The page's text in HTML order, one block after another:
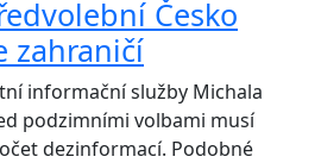
Česko
zahraničí
informační služby Michala
podzimními volbami musí
dezinformací. Podobné